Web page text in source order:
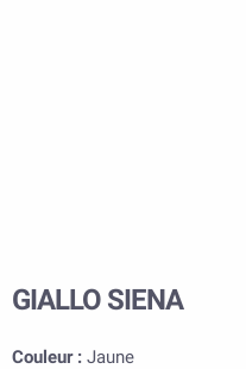
GIALLO SIENA
Couleur : Jaune